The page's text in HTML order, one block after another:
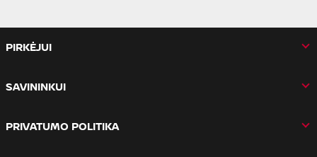
PIRKĖJUI
SAVININKUI
PRIVATUMO POLITIKA